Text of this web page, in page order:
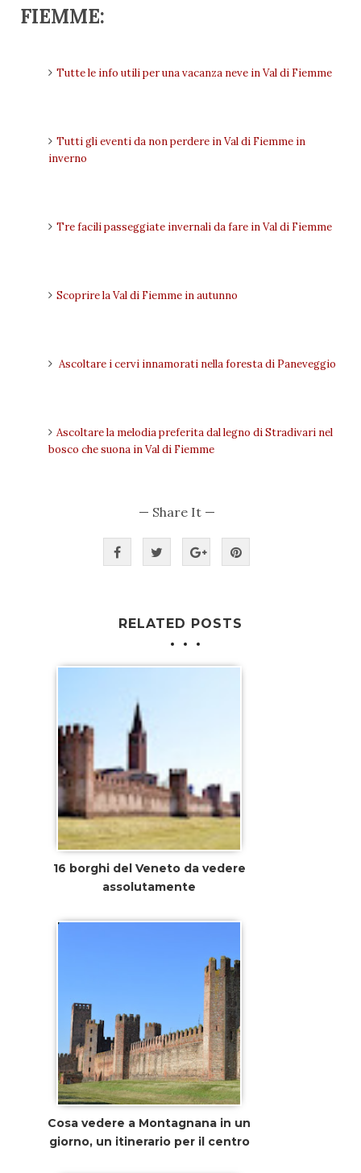
FIEMME:
Tutte le info utili per una vacanza neve in Val di Fiemme
Tutti gli eventi da non perdere in Val di Fiemme in
inverno
Tre facili passeggiate invernali da fare in Val di Fiemme
Scoprire la Val di Fiemme in autunno
Ascoltare i cervi innamorati nella foresta di Paneveggio
Ascoltare la melodia preferita dal legno di Stradivari nel
bosco che suona in Val di Fiemme
— Share It —
RELATED POSTS
16 borghi del Veneto da vedere
assolutamente
Cosa vedere a Montagnana in un
giorno, un itinerario per il centro